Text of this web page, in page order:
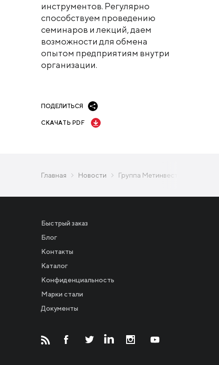
инструментов. Регулярно
способствуем проведению
семинаров и лекций, даем
возможности для обмена
опытом предприятиям внутри
организации.
ПОДЕЛИТЬСЯ
СКАЧАТЬ PDF
Главная Новости Группа Метинвест первой
Быстрый заказ
Блог
Контакты
Каталог
Конфиденциальность
Марки стали
Документы
Новости
Инвесторам